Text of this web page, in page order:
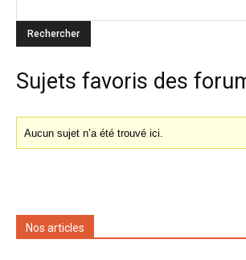
Sujets favoris des
Aucun sujet n’a été trouvé ici.
Nos articles